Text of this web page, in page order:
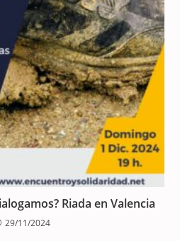
Riada en Valencia
29/11/2024